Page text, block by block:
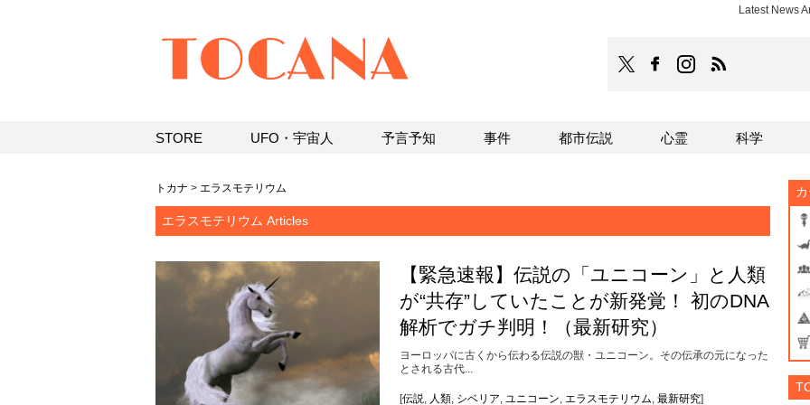
Latest News
TOCANAのFacebookはこち
TOCANAのinstagram
トカナ > エラスモテリウム
エラスモテリウム Articles
【緊急速報】伝説の「ユニコーン」と人類
が“共存”していたことが新発覚！ 初のDNA
解析でガチ判明！（最新研究）
ヨーロッパに古くから伝わる伝説の獣・ユニコーン。その伝承の元になった
とされる古代...
[伝説, 人類, シベリア, ユニコーン, エラスモテリウム, 最新研究]
STORE UFO・宇宙人 予言予知 事件 都市伝説 心霊 科学